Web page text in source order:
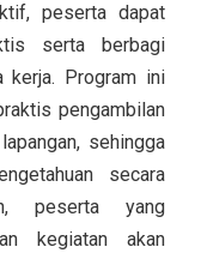
peserta dapat
serta berbagi
kerja. Program ini
pengambilan
sehingga
secara
peserta yang
kegiatan akan